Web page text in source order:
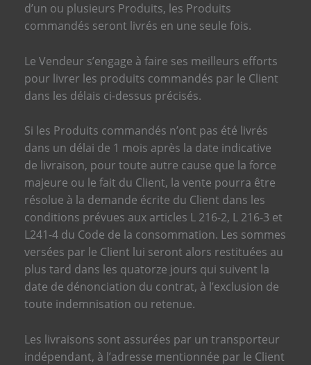
d’un ou plusieurs Produits, les Produits
commandés seront livrés en une seule fois.
Le Vendeur s’engage à faire ses meilleurs efforts
pour livrer les produits commandés par le Client
dans les délais ci-dessus précisés.
Si les Produits commandés n’ont pas été livrés
dans un délai de 1 mois après la date indicative
de livraison, pour toute autre cause que la force
majeure ou le fait du Client, la vente pourra être
résolue à la demande écrite du Client dans les
conditions prévues aux articles L 216-2, L 216-3 et
L241-4 du Code de la consommation. Les sommes
versées par le Client lui seront alors restituées au
plus tard dans les quatorze jours qui suivent la
date de dénonciation du contrat, à l’exclusion de
toute indemnisation ou retenue.
Les livraisons sont assurées par un transporteur
indépendant, à l’adresse mentionnée par le Client